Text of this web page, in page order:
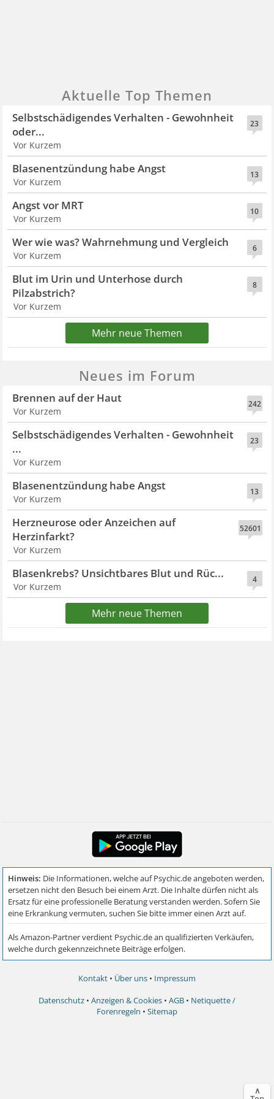
Aktuelle Top Themen
23
Selbstschädigendes Verhalten - Gewohnheit
oder...
Vor Kurzem
13
Blasenentzündung habe Angst
Vor Kurzem
10
Angst vor MRT
Vor Kurzem
6
Wer wie was? Wahrnehmung und Vergleich
Vor Kurzem
8
Blut im Urin und Unterhose durch
Pilzabstrich?
Vor Kurzem
Mehr neue Themen
Neues im Forum
242
Brennen auf der Haut
Vor Kurzem
23
Selbstschädigendes Verhalten - Gewohnheit
...
Vor Kurzem
13
Blasenentzündung habe Angst
Vor Kurzem
52601
Herzneurose oder Anzeichen auf
Herzinfarkt?
Vor Kurzem
4
Blasenkrebs? Unsichtbares Blut und Rüc...
Vor Kurzem
Mehr neue Themen
Kontakt • Über uns • Impressum
Datenschutz • Anzeigen & Cookies • AGB • Netiquette /
Forenregeln • Sitemap
∧